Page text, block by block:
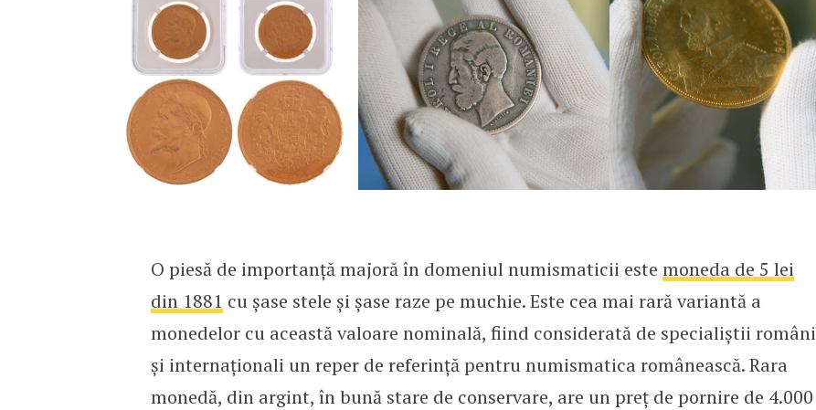
O piesă de importanță majoră în domeniul numismaticii este moneda de 5 lei
din 1881 cu șase stele și șase raze pe muchie. Este cea mai rară variantă a
monedelor cu această valoare nominală, fiind considerată de specialiștii români
și internaționali un reper de referință pentru numismatica românească. Rara
monedă, din argint, în bună stare de conservare, are un preț de pornire de 4.000